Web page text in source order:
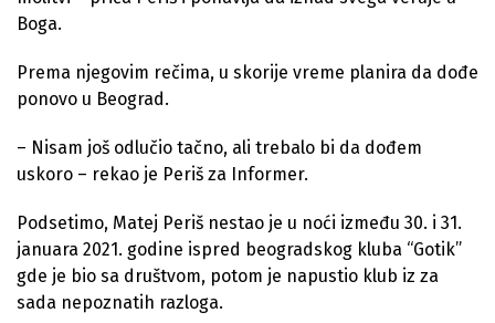
Boga.
Prema njegovim rečima, u skorije vreme planira da dođe
ponovo u Beograd.
– Nisam još odlučio tačno, ali trebalo bi da dođem
uskoro – rekao je Periš za Informer.
Podsetimo, Matej Periš nestao je u noći između 30. i 31.
januara 2021. godine ispred beogradskog kluba “Gotik”
gde je bio sa društvom, potom je napustio klub iz za
sada nepoznatih razloga.